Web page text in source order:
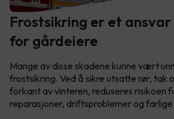
Frostsikring er et ansvar
for gårdeiere
Mange av disse skadene kunne vært
frostsikring. Ved å sikre utsatte rør, tak
forkant av vinteren, reduseres risikoen
reparasjoner, driftsproblemer og farlige